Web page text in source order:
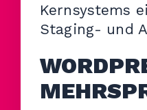
Kernsystems
Staging- und